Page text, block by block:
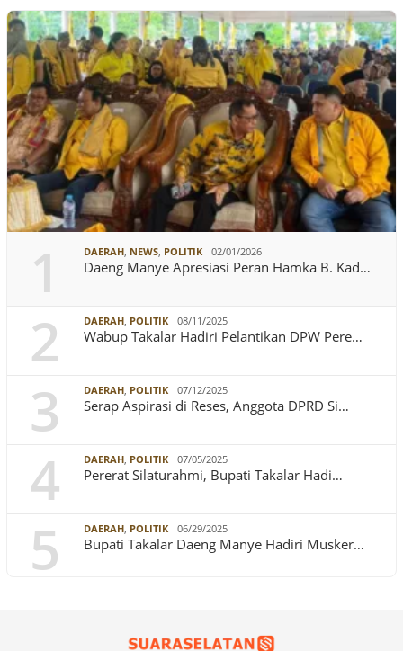
1 DAERAH NEWS POLITIK 02/01/2026
Daeng Manye Apresiasi Peran Hamka B. Kad…
2 DAERAH POLITIK 08/11/2025
Wabup Takalar Hadiri Pelantikan DPW Pere…
3 DAERAH POLITIK 07/12/2025
Serap Aspirasi di Reses, Anggota DPRD Si…
4 DAERAH POLITIK 07/05/2025
Pererat Silaturahmi, Bupati Takalar Hadi…
5 DAERAH POLITIK 06/29/2025
Bupati Takalar Daeng Manye Hadiri Musker…